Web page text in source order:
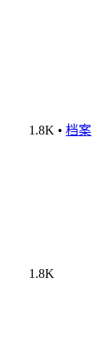
1.8K • 档案
1.8K